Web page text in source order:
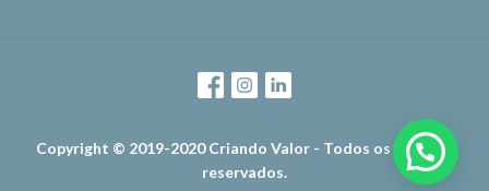
Copyright © 2019-2020 Criando Valor - Todos os direitos
reservados.